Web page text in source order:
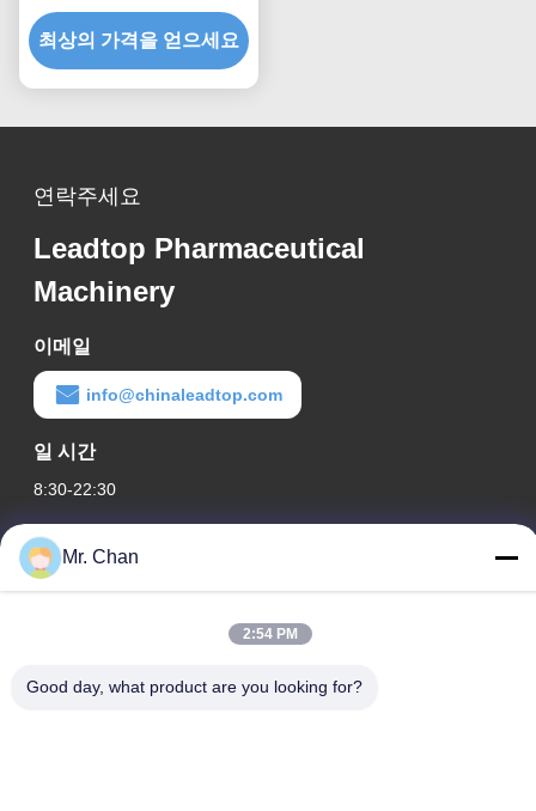
테이션 퀵 체인지 시스템
대형 카토너
최상의 가격을 얻으세요
연락주세요
Leadtop Pharmaceutical
Machinery
이메일
info@chinaleadtop.com
일 시간
8:30-22:30
우리 주소
회사 주소
28th, Jiuan Rd, Jiuli Industrial Zone, Shangwang. Ruian 시, 절
공장 주소
Mr. Chan
2:54 PM
Good day, what product are you looking for?